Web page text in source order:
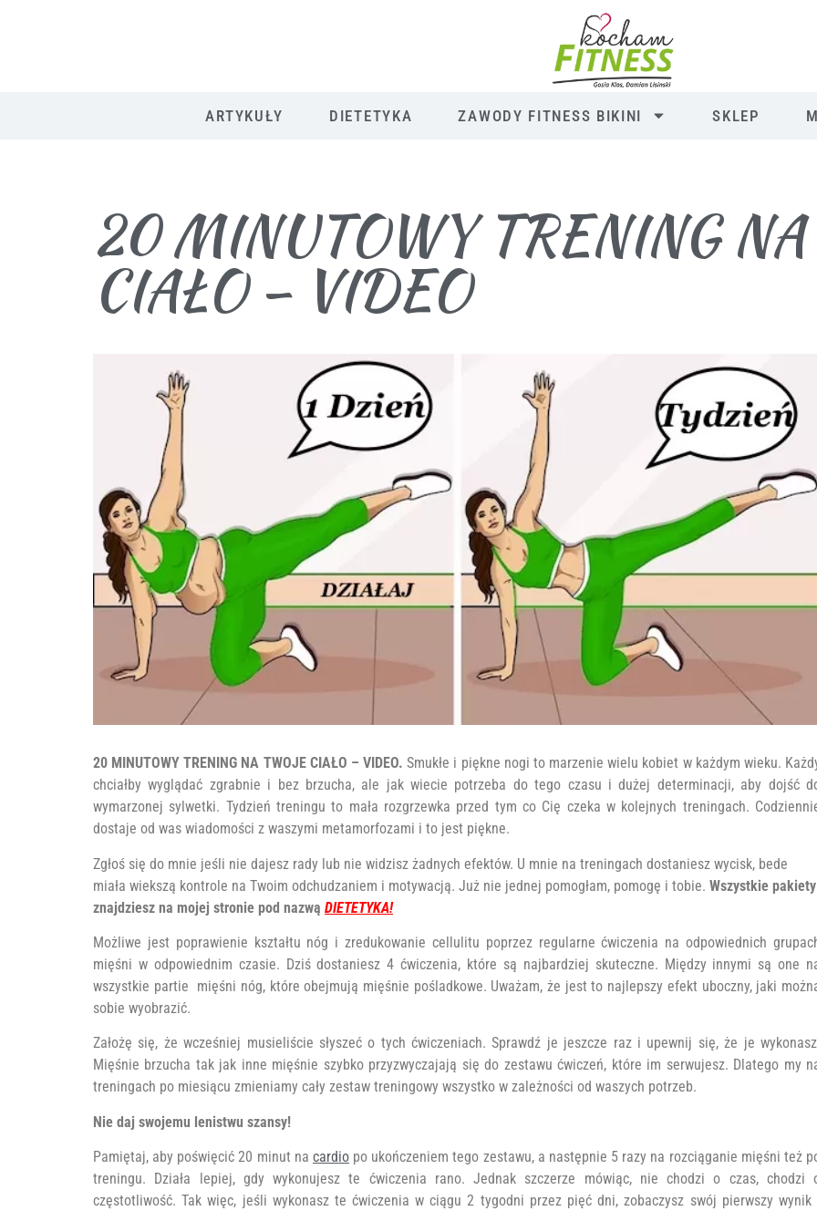
ARTYKUŁY DIETETYKA ZAWODY FITNESS BIKINI SKLEP
20 MINUTOWY TRENING
CIAŁO – VIDEO
20 MINUTOWY TRENING NA TWOJE CIAŁO – VIDEO. Smukłe i piękne nogi to marzenie wielu kobiet w każdym wieku.
chciałby wyglądać zgrabnie i bez brzucha, ale jak wiecie potrzeba do tego czasu i dużej determinacji, aby dojść
wymarzonej sylwetki. Tydzień treningu to mała rozgrzewka przed tym co Cię czeka w kolejnych treningach.
dostaje od was wiadomości z waszymi metamorfozami i to jest piękne.
Zgłoś się do mnie jeśli nie dajesz rady lub nie widzisz żadnych efektów. U mnie na treningach dostaniesz wycisk, bede
miała wiekszą kontrole na Twoim odchudzaniem i motywacją. Już nie jednej pomogłam, pomogę i tobie. Wszystkie pakiety
znajdziesz na mojej stronie pod nazwą DIETETYKA!
Możliwe jest poprawienie kształtu nóg i zredukowanie cellulitu poprzez regularne ćwiczenia na odpowiednich
mięśni w odpowiednim czasie. Dziś dostaniesz 4 ćwiczenia, które są najbardziej skuteczne. Między innymi są one
wszystkie partie mięśni nóg, które obejmują mięśnie pośladkowe. Uważam, że jest to najlepszy efekt uboczny, jaki
sobie wyobrazić.
Założę się, że wcześniej musieliście słyszeć o tych ćwiczeniach. Sprawdź je jeszcze raz i upewnij się, że je
Mięśnie brzucha tak jak inne mięśnie szybko przyzwyczajają się do zestawu ćwiczeń, które im serwujesz. Dlatego my
treningach po miesiącu zmieniamy cały zestaw treningowy wszystko w zależności od waszych potrzeb.
Nie daj swojemu lenistwu szansy!
Pamiętaj, aby poświęcić 20 minut na cardiopo ukończeniem tego zestawu, a następnie 5 razy na rozciąganie mięśni też
treningu. Działa lepiej, gdy wykonujesz te ćwiczenia rano. Jednak szczerze mówiąc, nie chodzi o czas, chodzi
częstotliwość. Tak więc, jeśli wykonasz te ćwiczenia w ciągu 2 tygodni przez pięć dni, zobaczysz swój pierwszy wynik